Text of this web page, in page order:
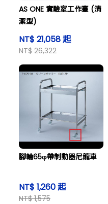
AS ONE 實驗室工作臺 (清
潔型)
NT$ 21,058 起
NT$ 26,322
腳輪65φ帶制動器尼龍車
NT$ 1,260 起
NT$ 1,575